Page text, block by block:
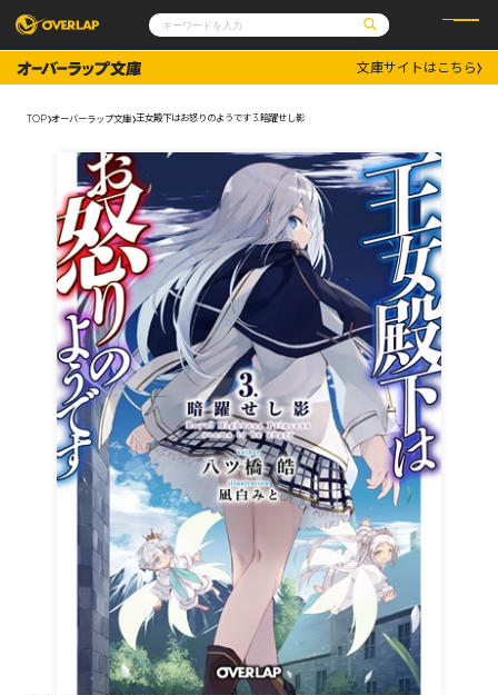
コミックガルド
コミッククリエ
文庫
ノベルス
その他
コミックエッセイ
ポケットモンスター
アニメ
ゲーム
通販・NEWS
OVERLAP STORE
オーバーラップ広報室
企業
会社概要
採用情報
アクセス
オーバーラップホールディングス
お問い合わせはこちら
オーバーラップ文庫
オーバーラップノベルス
オーバーラップノベルスf
ロサージュノベルス
コミックガルド
文庫サイトはこちら
TOP オーバーラップ文庫 王女殿下はお怒りのようです 3.暗躍せし影